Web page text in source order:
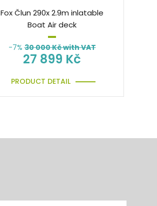
Fox Člun 290x 2.9m inlatable
Boat Air deck
-7% 30 000Kč with VAT
27 899 Kč
PRODUCT DETAIL